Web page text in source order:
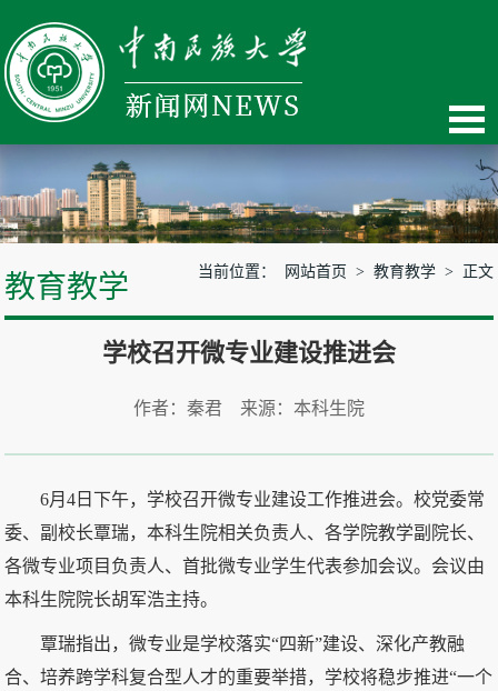
教育教学 当前位置： 网站首页 > 教育教学> 正文
学校召开微专业建设推进会
作者：秦君 来源：本科生院
6月4日下午，学校召开微专业建设工作推进会。校党委常
委、副校长覃瑞，本科生院相关负责人、各学院教学副院长、
各微专业项目负责人、首批微专业学生代表参加会议。会议由
本科生院院长胡军浩主持。
覃瑞指出，微专业是学校落实“四新”建设、深化产教融
合、培养跨学科复合型人才的重要举措，学校将稳步推进“一个